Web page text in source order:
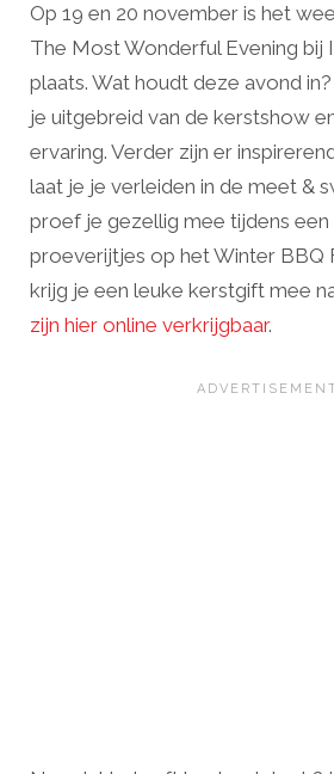
Op 19 en 20 november is het
The Most Wonderful Evening bij
plaats. Wat houdt deze avond
je uitgebreid van de kerstshow
ervaring. Verder zijn er
laat je je verleiden in de meet &
proef je gezellig mee tijdens een
proeverijtjes op het Winter BBQ
krijg je een leuke kerstgift mee
zijn hier online verkrijgbaar.